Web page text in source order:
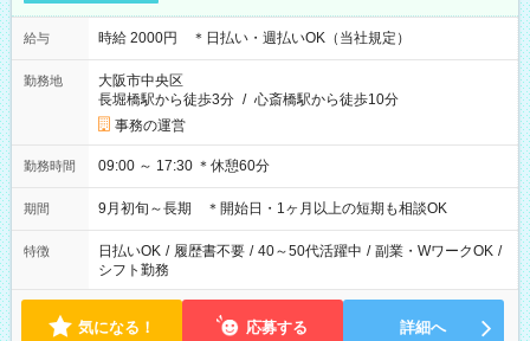
給与 時給 2000円 ＊日払い・週払いOK（当社規定）
勤務地
大阪市中央区
長堀橋駅から徒歩3分 / 心斎橋駅から徒歩10分
事務の運営
勤務時間 09:00 ～ 17:30 ＊休憩60分
期間 9月初旬～長期 ＊開始日・1ヶ月以上の短期も相談OK
特徴 日払いOK / 履歴書不要 / 40～50代活躍中 / 副業・WワークOK /
シフト勤務
気になる！ 応募する 詳細へ